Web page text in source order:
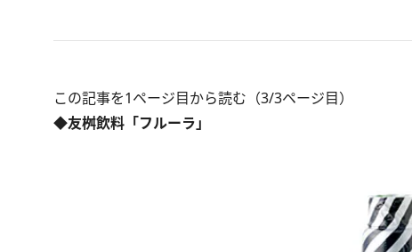
この記事を1ページ目から読む（3/3ページ目）
◆友桝飲料「フルーラ」